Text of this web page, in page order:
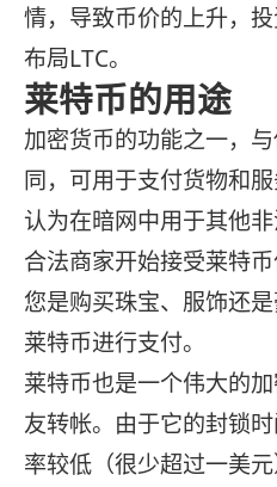
情，导致币价的上升，
布局LTC。
莱特币的用途
加密货币的功能之一，
同，可用于支付货物和
认为在暗网中用于其他
合法商家开始接受莱特
您是购买珠宝、服饰还
莱特币进行支付。
莱特币也是一个伟大的
友转帐。由于它的封锁
率较低（很少超过一美